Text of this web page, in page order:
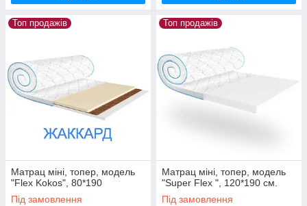
Топ продажів
Матрац міні, топер, модель
"Flex Kokos", 80*190
Під замовлення
Топ продажів
Матрац міні, топер, модель
"Super Flex ", 120*190 см.
Під замовлення